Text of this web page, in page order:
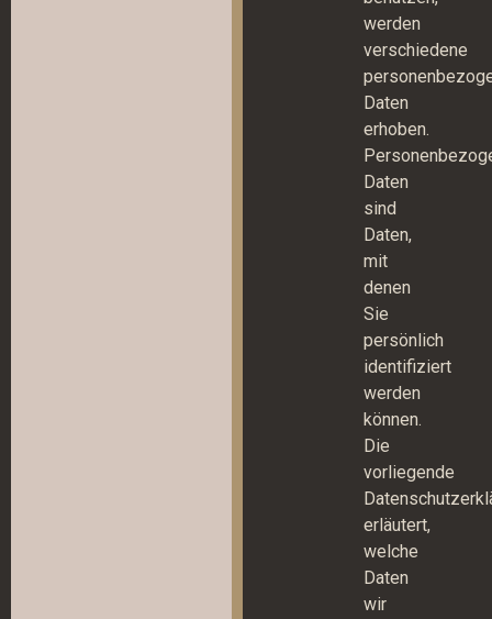
werden
verschiedene
Daten
erhoben.
Daten
sind
Daten,
mit
denen
Sie
persönlich
identifiziert
werden
können.
Die
vorliegende
erläutert,
welche
Daten
wir